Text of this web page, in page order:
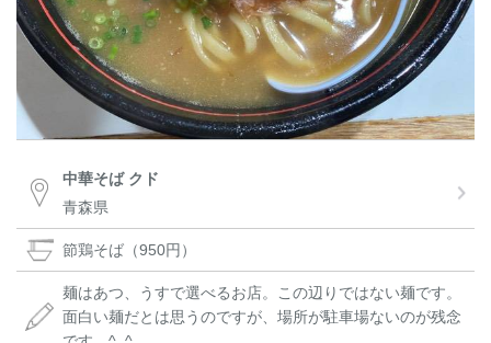
中華そば クド
青森県
節鶏そば（950円）
麺はあつ、うすで選べるお店。この辺りではない麺です。
面白い麺だとは思うのですが、場所が駐車場ないのが残念